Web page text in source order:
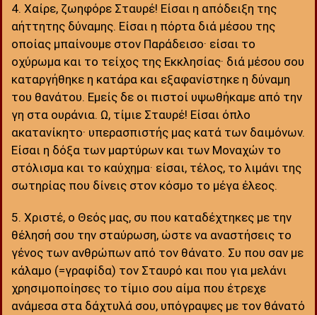
4. Χαίρε, ζωηφόρε Σταυρέ! Είσαι η απόδειξη της
αήττητης δύναμης. Είσαι η πόρτα διά μέσου της
οποίας μπαίνουμε στον Παράδεισο· είσαι το
οχύρωμα και το τείχος της Εκκλησίας· διά μέσου σου
καταργήθηκε η κατάρα και εξαφανίστηκε η δύναμη
του θανάτου. Εμείς δε οι πιστοί υψωθήκαμε από την
γη στα ουράνια. Ω, τίμιε Σταυρέ! Είσαι όπλο
ακατανίκητο· υπερασπιστής μας κατά των δαιμόνων.
Είσαι η δόξα των μαρτύρων και των Μοναχών το
στόλισμα και το καύχημα· είσαι, τέλος, το λιμάνι της
σωτηρίας που δίνεις στον κόσμο το μέγα έλεος.
5. Χριστέ, ο Θεός μας, συ που καταδέχτηκες με την
θέλησή σου την σταύρωση, ώστε να αναστήσεις το
γένος των ανθρώπων από τον θάνατο. Συ που σαν με
κάλαμο (=γραφίδα) τον Σταυρό και που για μελάνι
χρησιμοποίησες το τίμιο σου αίμα που έτρεχε
ανάμεσα στα δάχτυλά σου, υπόγραψες με τον θάνατό